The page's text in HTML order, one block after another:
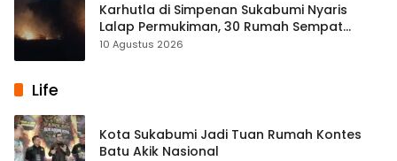
Karhutla di Simpenan Sukabumi Nyaris
Lalap Permukiman, 30 Rumah Sempat
Terancam
10 Agustus 2026
Life
Kota Sukabumi Jadi Tuan Rumah Kontes
Batu Akik Nasional